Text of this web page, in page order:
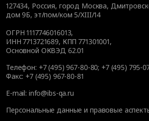
127434, Россия, город Москва,
дом 9Б, эт/пом/ком 5/XIII/14
ОГРН 1117746016013,
ИНН 7713721689, КПП 771301001,
Основной ОКВЭД 62.01
Телефон: +7 (495) 967-80-80; +7 (495) 795-
Факс: +7 (495) 967-80-81
E-mail: info@ibs-qa.ru
Персональные данные и правовые